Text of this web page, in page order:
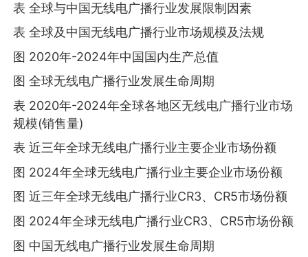
表 全球与中国无线电广播行业发展限制因素
表 全球及中国无线电广播行业市场规模及法规
图 2020年-2024年中国国内生产总值
图 全球无线电广播行业发展生命周期
表 2020年-2024年全球各地区无线电广播行业市场
规模(销售量)
表 近三年全球无线电广播行业主要企业市场份额
图 2024年全球无线电广播行业主要企业市场份额
图 近三年全球无线电广播行业CR3、CR5市场份额
图 2024年全球无线电广播行业CR3、CR5市场份额
图 中国无线电广播行业发展生命周期